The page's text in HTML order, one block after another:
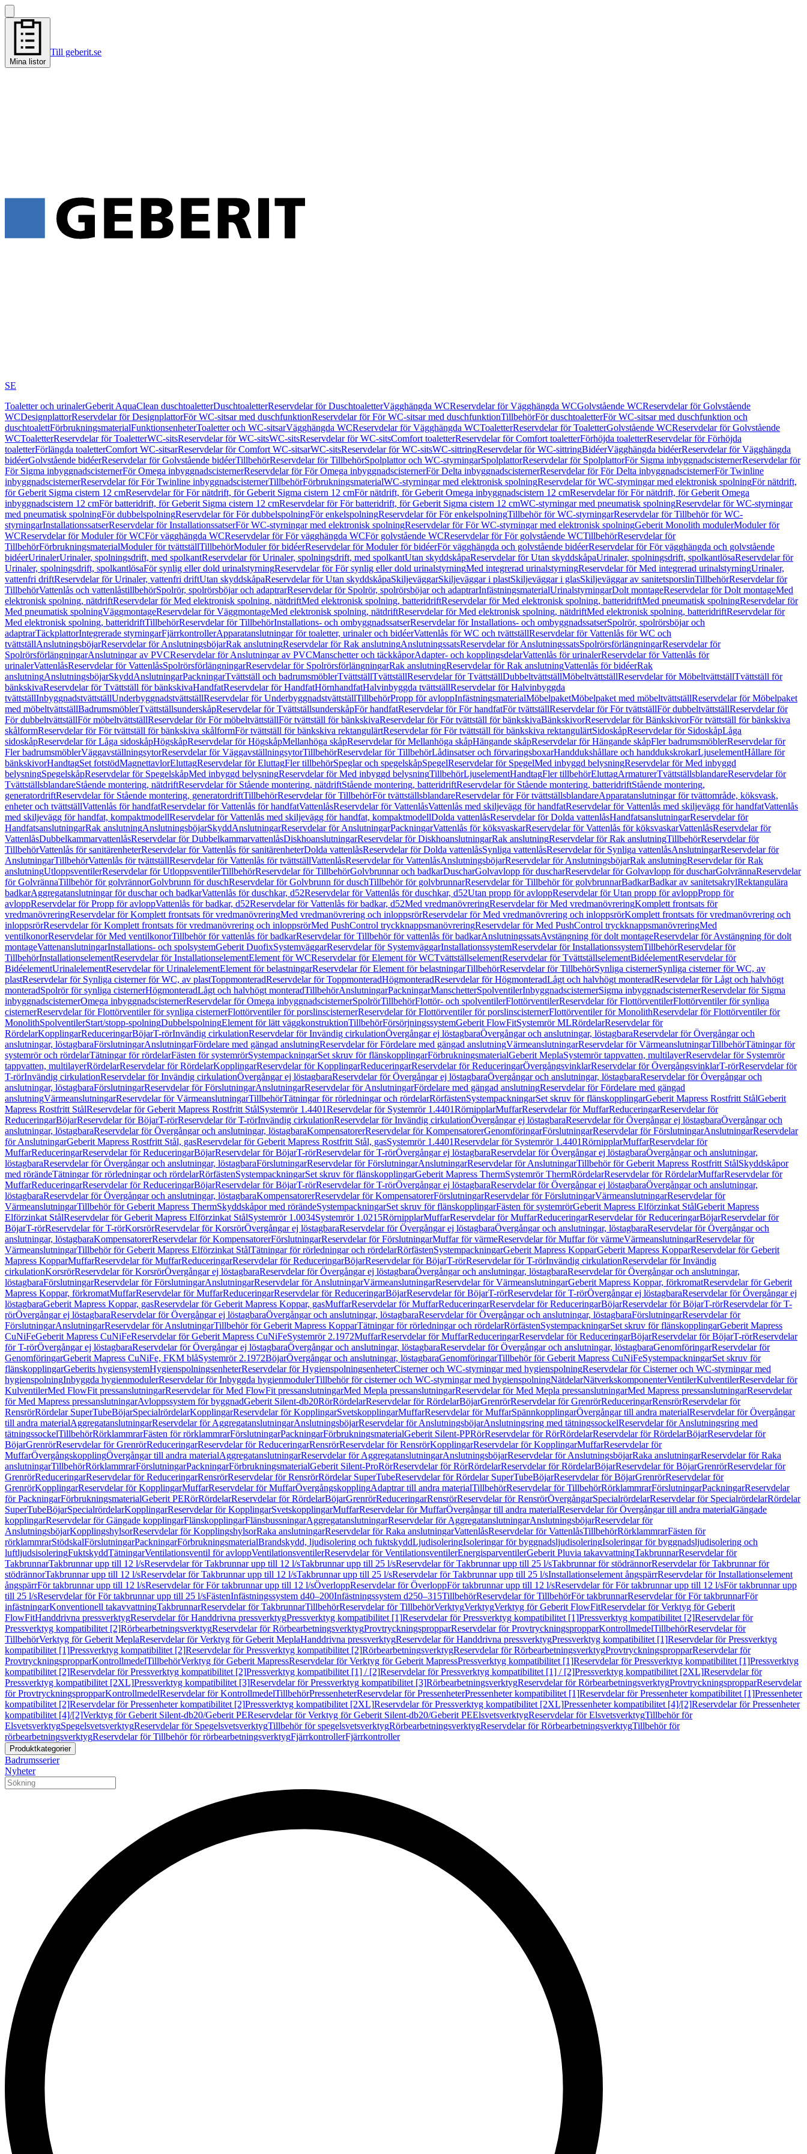
Mina listor
Till geberit.se
SE
Toaletter och urinalerGeberit AquaClean duschtoaletterDuschtoaletterReservdelar för DuschtoaletterVägghängda WCReservdelar för Vägghängda WCGolvstående WCReservdelar för Golvstående
WCDesignplattorReservdelar för DesignplattorFör WC-sitsar med duschfunktionReservdelar för För WC-sitsar med duschfunktionTillbehörFör duschtoaletterFör WC-sitsar med duschfunktion och
duschtoalettFörbrukningsmaterialFunktionsenheterToaletter och WC-sitsarVägghängda WCReservdelar för Vägghängda WCToaletterReservdelar för ToaletterGolvstående WCReservdelar för Golvstående
WCToaletterReservdelar för ToaletterWC-sitsReservdelar för WC-sitsWC-sitsReservdelar för WC-sitsComfort toaletterReservdelar för Comfort toaletterFörhöjda toaletterReservdelar för Förhöjda
toaletterFörlängda toaletterComfort WC-sitsarReservdelar för Comfort WC-sitsarWC-sitsReservdelar för WC-sitsWC-sittringReservdelar för WC-sittringBidéerVägghängda bidéerReservdelar för Vägghängda
bidéerGolvstående bidéerReservdelar för Golvstående bidéerTillbehörReservdelar för TillbehörSpolplattor och WC-styrningarSpolplattorReservdelar för SpolplattorFör Sigma inbyggnadscisternerReservdelar för
För Sigma inbyggnadscisternerFör Omega inbyggnadscisternerReservdelar för För Omega inbyggnadscisternerFör Delta inbyggnadscisternerReservdelar för För Delta inbyggnadscisternerFör Twinline
inbyggnadscisternerReservdelar för För Twinline inbyggnadscisternerTillbehörFörbrukningsmaterialWC-styrningar med elektronisk spolningReservdelar för WC-styrningar med elektronisk spolningFör nätdrift,
för Geberit Sigma cistern 12 cmReservdelar för För nätdrift, för Geberit Sigma cistern 12 cmFör nätdrift, för Geberit Omega inbyggnadscistern 12 cmReservdelar för För nätdrift, för Geberit Omega
inbyggnadscistern 12 cmFör batteridrift, för Geberit Sigma cistern 12 cmReservdelar för För batteridrift, för Geberit Sigma cistern 12 cmWC-styrningar med pneumatisk spolningReservdelar för WC-styrningar
med pneumatisk spolningFör dubbelspolningReservdelar för För dubbelspolningFör enkelspolningReservdelar för För enkelspolningTillbehör för WC-styrningarReservdelar för Tillbehör för WC-
styrningarInstallationssatserReservdelar för InstallationssatserFör WC-styrningar med elektronisk spolningReservdelar för För WC-styrningar med elektronisk spolningGeberit Monolith modulerModuler för
WCReservdelar för Moduler för WCFör vägghängda WCReservdelar för För vägghängda WCFör golvstående WCReservdelar för För golvstående WCTillbehörReservdelar för
TillbehörFörbrukningsmaterialModuler för tvättställTillbehörModuler för bidéerReservdelar för Moduler för bidéerFör vägghängda och golvstående bidéerReservdelar för För vägghängda och golvstående
bidéerUrinalerUrinaler, spolningsdrift, med spolkantReservdelar för Urinaler, spolningsdrift, med spolkantUtan skyddskåpaReservdelar för Utan skyddskåpaUrinaler, spolningsdrift, spolkantlösaReservdelar för
Urinaler, spolningsdrift, spolkantlösaFör synlig eller dold urinalstyrningReservdelar för För synlig eller dold urinalstyrningMed integrerad urinalstyrningReservdelar för Med integrerad urinalstyrningUrinaler,
vattenfri driftReservdelar för Urinaler, vattenfri driftUtan skyddskåpaReservdelar för Utan skyddskåpaSkiljeväggarSkiljeväggar i plastSkiljeväggar i glasSkiljeväggar av sanitetsporslinTillbehörReservdelar för
TillbehörVattenlås och vattenlåstillbehörSpolrör, spolrörsböjar och adaptrarReservdelar för Spolrör, spolrörsböjar och adaptrarInfästningsmaterialUrinalstyrningarDolt montageReservdelar för Dolt montageMed
elektronisk spolning, nätdriftReservdelar för Med elektronisk spolning, nätdriftMed elektronisk spolning, batteridriftReservdelar för Med elektronisk spolning, batteridriftMed pneumatisk spolningReservdelar för
Med pneumatisk spolningVäggmontageReservdelar för VäggmontageMed elektronisk spolning, nätdriftReservdelar för Med elektronisk spolning, nätdriftMed elektronisk spolning, batteridriftReservdelar för
Med elektronisk spolning, batteridriftTillbehörReservdelar för TillbehörInstallations- och ombyggnadssatserReservdelar för Installations- och ombyggnadssatserSpolrör, spolrörsböjar och
adaptrarTäckplattorIntegrerade styrningarFjärrkontrollerApparatanslutningar för toaletter, urinaler och bidéerVattenlås för WC och tvättställReservdelar för Vattenlås för WC och
tvättställAnslutningsböjarReservdelar för AnslutningsböjarRak anslutningReservdelar för Rak anslutningAnslutningssatsReservdelar för AnslutningssatsSpolrörsförlängningarReservdelar för
SpolrörsförlängningarAnslutningar av PVCReservdelar för Anslutningar av PVCManschetter och täckkåporAdapter- och kopplingsdelarVattenlås för urinalerReservdelar för Vattenlås för
urinalerVattenlåsReservdelar för VattenlåsSpolrörsförlängningarReservdelar för SpolrörsförlängningarRak anslutningReservdelar för Rak anslutningVattenlås för bidéerRak
anslutningAnslutningsböjarSkyddAnslutningarPackningarTvättställ och badrumsmöblerTvättställTvättställReservdelar för TvättställDubbeltvättställMöbeltvättställReservdelar för MöbeltvättställTvättställ för
bänkskivaReservdelar för Tvättställ för bänkskivaHandfatReservdelar för HandfatHörnhandfatHalvinbyggda tvättställReservdelar för Halvinbyggda
tvättställInbyggnadstvättställUnderbyggnadstvättställReservdelar för UnderbyggnadstvättställTillbehörPropp för avloppInfästningsmaterialMöbelpaketMöbelpaket med möbeltvättställReservdelar för Möbelpaket
med möbeltvättställBadrumsmöblerTvättställsunderskåpReservdelar för TvättställsunderskåpFör handfatReservdelar för För handfatFör tvättställReservdelar för För tvättställFör dubbeltvättställReservdelar för
För dubbeltvättställFör möbeltvättställReservdelar för För möbeltvättställFör tvättställ för bänkskivaReservdelar för För tvättställ för bänkskivaBänkskivorReservdelar för BänkskivorFör tvättställ för bänkskiva
skålformReservdelar för För tvättställ för bänkskiva skålformFör tvättställ för bänkskiva rektangulärtReservdelar för För tvättställ för bänkskiva rektangulärtSidoskåpReservdelar för SidoskåpLåga
sidoskåpReservdelar för Låga sidoskåpHögskåpReservdelar för HögskåpMellanhöga skåpReservdelar för Mellanhöga skåpHängande skåpReservdelar för Hängande skåpFler badrumsmöblerReservdelar för
Fler badrumsmöblerVäggavställningsytorReservdelar för VäggavställningsytorTillbehörReservdelar för TillbehörLådinsatser och förvaringsboxarHanddukshållare och handdukskrokarLjuselementHållare för
bänkskivorHandtagSet fotstödMagnettavlorEluttagReservdelar för EluttagFler tillbehörSpeglar och spegelskåpSpegelReservdelar för SpegelMed inbyggd belysningReservdelar för Med inbyggd
belysningSpegelskåpReservdelar för SpegelskåpMed inbyggd belysningReservdelar för Med inbyggd belysningTillbehörLjuselementHandtagFler tillbehörEluttagArmaturerTvättställsblandareReservdelar för
TvättställsblandareStående montering, nätdriftReservdelar för Stående montering, nätdriftStående montering, batteridriftReservdelar för Stående montering, batteridriftStående montering,
generatordriftReservdelar för Stående montering, generatordriftTillbehörReservdelar för TillbehörFör tvättställsblandareReservdelar för För tvättställsblandareApparatanslutningar för tvättområde, köksvask,
enheter och tvättställVattenlås för handfatReservdelar för Vattenlås för handfatVattenlåsReservdelar för VattenlåsVattenlås med skiljevägg för handfatReservdelar för Vattenlås med skiljevägg för handfatVattenlås
med skiljevägg för handfat, kompaktmodellReservdelar för Vattenlås med skiljevägg för handfat, kompaktmodellDolda vattenlåsReservdelar för Dolda vattenlåsHandfatsanslutningarReservdelar för
HandfatsanslutningarRak anslutningAnslutningsböjarSkyddAnslutningarReservdelar för AnslutningarPackningarVattenlås för köksvaskarReservdelar för Vattenlås för köksvaskarVattenlåsReservdelar för
VattenlåsDubbelkammarvattenlåsReservdelar för DubbelkammarvattenlåsDiskhoanslutningarReservdelar för DiskhoanslutningarRak anslutningReservdelar för Rak anslutningTillbehörReservdelar för
TillbehörVattenlås för sanitärenheterReservdelar för Vattenlås för sanitärenheterDolda vattenlåsReservdelar för Dolda vattenlåsSynliga vattenlåsReservdelar för Synliga vattenlåsAnslutningarReservdelar för
AnslutningarTillbehörVattenlås för tvättställReservdelar för Vattenlås för tvättställVattenlåsReservdelar för VattenlåsAnslutningsböjarReservdelar för AnslutningsböjarRak anslutningReservdelar för Rak
anslutningUtloppsventilerReservdelar för UtloppsventilerTillbehörReservdelar för TillbehörGolvbrunnar och badkarDuscharGolvavlopp för duscharReservdelar för Golvavlopp för duscharGolvrännaReservdelar
för GolvrännaTillbehör för golvrännorGolvbrunn för duschReservdelar för Golvbrunn för duschTillbehör för golvbrunnarReservdelar för Tillbehör för golvbrunnarBadkarBadkar av sanitetsakrylRektangulära
badkarAggregatanslutningar för duschar och badkarVattenlås för duschkar, d52Reservdelar för Vattenlås för duschkar, d52Utan propp för avloppReservdelar för Utan propp för avloppPropp för
avloppReservdelar för Propp för avloppVattenlås för badkar, d52Reservdelar för Vattenlås för badkar, d52Med vredmanövreringReservdelar för Med vredmanövreringKomplett frontsats för
vredmanövreringReservdelar för Komplett frontsats för vredmanövreringMed vredmanövrering och inloppsrörReservdelar för Med vredmanövrering och inloppsrörKomplett frontsats för vredmanövrering och
inloppsrörReservdelar för Komplett frontsats för vredmanövrering och inloppsrörMed PushControl tryckknappsmanövreringReservdelar för Med PushControl tryckknappsmanövreringMed
ventilkonorReservdelar för Med ventilkonorTillbehör för vattenlås för badkarReservdelar för Tillbehör för vattenlås för badkarAnslutningssatsAvstängning för dolt montageReservdelar för Avstängning för dolt
montageVattenanslutningarInstallations- och spolsystemGeberit DuofixSystemväggarReservdelar för SystemväggarInstallationssystemReservdelar för InstallationssystemTillbehörReservdelar för
TillbehörInstallationselementReservdelar för InstallationselementElement för WCReservdelar för Element för WCTvättställselementReservdelar för TvättställselementBidéelementReservdelar för
BidéelementUrinalelementReservdelar för UrinalelementElement för belastningarReservdelar för Element för belastningarTillbehörReservdelar för TillbehörSynliga cisternerSynliga cisterner för WC, av
plastReservdelar för Synliga cisterner för WC, av plastToppmonteradReservdelar för ToppmonteradHögmonteradReservdelar för HögmonteradLågt och halvhögt monteradReservdelar för Lågt och halvhögt
monteradSpolrör för synliga cisternerHögmonteradLågt och halvhögt monteradTillbehörAnslutningarPackningarManschetterSpolventilerInbyggnadscisternerSigma inbyggnadscisternerReservdelar för Sigma
inbyggnadscisternerOmega inbyggnadscisternerReservdelar för Omega inbyggnadscisternerSpolrörTillbehörFlottör- och spolventilerFlottörventilerReservdelar för FlottörventilerFlottörventiler för synliga
cisternerReservdelar för Flottörventiler för synliga cisternerFlottörventiler för porslinscisternerReservdelar för Flottörventiler för porslinscisternerFlottörventiler för MonolithReservdelar för Flottörventiler för
MonolithSpolventilerStart/stopp-spolningDubbelspolningElement för lätt väggkonstruktionTillbehörFörsörjningssystemGeberit FlowFitSystemrör MLRördelarReservdelar för
RördelarKopplingarReduceringarBöjarT-rörInvändig cirkulationReservdelar för Invändig cirkulationÖvergångar ej löstagbaraÖvergångar och anslutningar, löstagbaraReservdelar för Övergångar och
anslutningar, löstagbaraFörslutningarAnslutningarFördelare med gängad anslutningReservdelar för Fördelare med gängad anslutningVärmeanslutningarReservdelar för VärmeanslutningarTillbehörTätningar för
systemrör och rördelarTätningar för rördelarFästen för systemrörSystempackningarSet skruv för flänskopplingarFörbrukningsmaterialGeberit MeplaSystemrör tappvatten, multilayerReservdelar för Systemrör
tappvatten, multilayerRördelarReservdelar för RördelarKopplingarReservdelar för KopplingarReduceringarReservdelar för ReduceringarÖvergångsvinklarReservdelar för ÖvergångsvinklarT-rörReservdelar för
T-rörInvändig cirkulationReservdelar för Invändig cirkulationÖvergångar ej löstagbaraReservdelar för Övergångar ej löstagbaraÖvergångar och anslutningar, löstagbaraReservdelar för Övergångar och
anslutningar, löstagbaraFörslutningarReservdelar för FörslutningarAnslutningarReservdelar för AnslutningarFördelare med gängad anslutningReservdelar för Fördelare med gängad
anslutningVärmeanslutningarReservdelar för VärmeanslutningarTillbehörTätningar för rörledningar och rördelarRörfästenSystempackningarSet skruv för flänskopplingarGeberit Mapress Rostfritt StålGeberit
Mapress Rostfritt StålReservdelar för Geberit Mapress Rostfritt StålSystemrör 1.4401Reservdelar för Systemrör 1.4401RörnipplarMuffarReservdelar för MuffarReduceringarReservdelar för
ReduceringarBöjarReservdelar för BöjarT-rörReservdelar för T-rörInvändig cirkulationReservdelar för Invändig cirkulationÖvergångar ej löstagbaraReservdelar för Övergångar ej löstagbaraÖvergångar och
anslutningar, löstagbaraReservdelar för Övergångar och anslutningar, löstagbaraKompensatorerReservdelar för KompensatorerGenomföringarFörslutningarReservdelar för FörslutningarAnslutningarReservdelar
för AnslutningarGeberit Mapress Rostfritt Stål, gasReservdelar för Geberit Mapress Rostfritt Stål, gasSystemrör 1.4401Reservdelar för Systemrör 1.4401RörnipplarMuffarReservdelar för
MuffarReduceringarReservdelar för ReduceringarBöjarReservdelar för BöjarT-rörReservdelar för T-rörÖvergångar ej löstagbaraReservdelar för Övergångar ej löstagbaraÖvergångar och anslutningar,
löstagbaraReservdelar för Övergångar och anslutningar, löstagbaraFörslutningarReservdelar för FörslutningarAnslutningarReservdelar för AnslutningarTillbehör för Geberit Mapress Rostfritt StålSkyddskåpor
med rörändeTätningar för rörledningar och rördelarRörfästenSystempackningarSet skruv för flänskopplingarGeberit Mapress ThermSystemrör ThermRördelarReservdelar för RördelarMuffarReservdelar för
MuffarReduceringarReservdelar för ReduceringarBöjarReservdelar för BöjarT-rörReservdelar för T-rörÖvergångar ej löstagbaraReservdelar för Övergångar ej löstagbaraÖvergångar och anslutningar,
löstagbaraReservdelar för Övergångar och anslutningar, löstagbaraKompensatorerReservdelar för KompensatorerFörslutningarReservdelar för FörslutningarVärmeanslutningarReservdelar för
VärmeanslutningarTillbehör för Geberit Mapress ThermSkyddskåpor med rörändeSystempackningarSet skruv för flänskopplingarFästen för systemrörGeberit Mapress Elförzinkat StålGeberit Mapress
Elförzinkat StålReservdelar för Geberit Mapress Elförzinkat StålSystemrör 1.0034Systemrör 1.0215RörnipplarMuffarReservdelar för MuffarReduceringarReservdelar för ReduceringarBöjarReservdelar för
BöjarT-rörReservdelar för T-rörKorsrörReservdelar för KorsrörÖvergångar ej löstagbaraReservdelar för Övergångar ej löstagbaraÖvergångar och anslutningar, löstagbaraReservdelar för Övergångar och
anslutningar, löstagbaraKompensatorerReservdelar för KompensatorerFörslutningarReservdelar för FörslutningarMuffar för värmeReservdelar för Muffar för värmeVärmeanslutningarReservdelar för
VärmeanslutningarTillbehör för Geberit Mapress Elförzinkat StålTätningar för rörledningar och rördelarRörfästenSystempackningarGeberit Mapress KopparGeberit Mapress KopparReservdelar för Geberit
Mapress KopparMuffarReservdelar för MuffarReduceringarReservdelar för ReduceringarBöjarReservdelar för BöjarT-rörReservdelar för T-rörInvändig cirkulationReservdelar för Invändig
cirkulationKorsrörReservdelar för KorsrörÖvergångar ej löstagbaraReservdelar för Övergångar ej löstagbaraÖvergångar och anslutningar, löstagbaraReservdelar för Övergångar och anslutningar,
löstagbaraFörslutningarReservdelar för FörslutningarAnslutningarReservdelar för AnslutningarVärmeanslutningarReservdelar för VärmeanslutningarGeberit Mapress Koppar, förkromatReservdelar för Geberit
Mapress Koppar, förkromatMuffarReservdelar för MuffarReduceringarReservdelar för ReduceringarBöjarReservdelar för BöjarT-rörReservdelar för T-rörÖvergångar ej löstagbaraReservdelar för Övergångar ej
löstagbaraGeberit Mapress Koppar, gasReservdelar för Geberit Mapress Koppar, gasMuffarReservdelar för MuffarReduceringarReservdelar för ReduceringarBöjarReservdelar för BöjarT-rörReservdelar för T-
rörÖvergångar ej löstagbaraReservdelar för Övergångar ej löstagbaraÖvergångar och anslutningar, löstagbaraReservdelar för Övergångar och anslutningar, löstagbaraFörslutningarReservdelar för
FörslutningarAnslutningarReservdelar för AnslutningarTillbehör för Geberit Mapress KopparTätningar för rörledningar och rördelarRörfästenSystempackningarSet skruv för flänskopplingarGeberit Mapress
CuNiFeGeberit Mapress CuNiFeReservdelar för Geberit Mapress CuNiFeSystemrör 2.1972MuffarReservdelar för MuffarReduceringarReservdelar för ReduceringarBöjarReservdelar för BöjarT-rörReservdelar
för T-rörÖvergångar ej löstagbaraReservdelar för Övergångar ej löstagbaraÖvergångar och anslutningar, löstagbaraReservdelar för Övergångar och anslutningar, löstagbaraGenomföringarReservdelar för
GenomföringarGeberit Mapress CuNiFe, FKM blåSystemrör 2.1972BöjarÖvergångar och anslutningar, löstagbaraGenomföringarTillbehör för Geberit Mapress CuNiFeSystempackningarSet skruv för
flänskopplingarGeberits hygiensystemHygienspolningsenheterReservdelar för HygienspolningsenheterCisterner och WC-styrningar med hygienspolningReservdelar för Cisterner och WC-styrningar med
hygienspolningInbyggda hygienmodulerReservdelar för Inbyggda hygienmodulerTillbehör för cisterner och WC-styrningar med hygienspolningNätdelarNätverkskomponenterVentilerKulventilerReservdelar för
KulventilerMed FlowFit pressanslutningarReservdelar för Med FlowFit pressanslutningarMed Mepla pressanslutningarReservdelar för Med Mepla pressanslutningarMed Mapress pressanslutningarReservdelar
för Med Mapress pressanslutningarAvloppssystem för byggnadGeberit Silent-db20RörRördelarReservdelar för RördelarBöjarGrenrörReservdelar för GrenrörReduceringarRensrörReservdelar för
RensrörRördelar SuperTubeBöjarSpecialrördelarKopplingarReservdelar för KopplingarSvetskopplingarMuffarReservdelar för MuffarSpännkopplingarÖvergångar till andra materialReservdelar för Övergångar
till andra materialAggregatanslutningarReservdelar för AggregatanslutningarAnslutningsböjarReservdelar för AnslutningsböjarAnslutningsring med tätningssockelReservdelar för Anslutningsring med
tätningssockelTillbehörRörklammrarFästen för rörklammrarFörslutningarPackningarFörbrukningsmaterialGeberit Silent-PPRörReservdelar för RörRördelarReservdelar för RördelarBöjarReservdelar för
BöjarGrenrörReservdelar för GrenrörReduceringarReservdelar för ReduceringarRensrörReservdelar för RensrörKopplingarReservdelar för KopplingarMuffarReservdelar för
MuffarÖvergångskopplingÖvergångar till andra materialAggregatanslutningarReservdelar för AggregatanslutningarAnslutningsböjarReservdelar för AnslutningsböjarRaka anslutningarReservdelar för Raka
anslutningarTillbehörRörklammrarFörslutningarPackningarFörbrukningsmaterialGeberit Silent-ProRörReservdelar för RörRördelarReservdelar för RördelarBöjarReservdelar för BöjarGrenrörReservdelar för
GrenrörReduceringarReservdelar för ReduceringarRensrörReservdelar för RensrörRördelar SuperTubeReservdelar för Rördelar SuperTubeBöjarReservdelar för BöjarGrenrörReservdelar för
GrenrörKopplingarReservdelar för KopplingarMuffarReservdelar för MuffarÖvergångskopplingAdaptrar till andra materialTillbehörReservdelar för TillbehörRörklammrarFörslutningarPackningarReservdelar
för PackningarFörbrukningsmaterialGeberit PERörRördelarReservdelar för RördelarBöjarGrenrörReduceringarRensrörReservdelar för RensrörÖvergångarSpecialrördelarReservdelar för SpecialrördelarRördelar
SuperTubeBöjarSpecialrördelarKopplingarReservdelar för KopplingarSvetskopplingarMuffarReservdelar för MuffarÖvergångar till andra materialReservdelar för Övergångar till andra materialGängade
kopplingarReservdelar för Gängade kopplingarFlänskopplingarFlänsbussningarAggregatanslutningarReservdelar för AggregatanslutningarAnslutningsböjarReservdelar för
AnslutningsböjarKopplingshylsorReservdelar för KopplingshylsorRaka anslutningarReservdelar för Raka anslutningarVattenlåsReservdelar för VattenlåsTillbehörRörklammrarFästen för
rörklammrarStödskalFörslutningarPackningarFörbrukningsmaterialBrandskydd, ljudisolering och fuktskyddLjudisoleringIsoleringar för byggnadsljudisoleringIsoleringar för byggnadsljudisolering och
luftljudsisoleringFuktskyddTätningarVentilationsventil för avloppVentilationsventilerReservdelar för VentilationsventilerEnergisparventilerGeberit Pluvia takavvattningTakbrunnarReservdelar för
TakbrunnarTakbrunnar upp till 12 l/sReservdelar för Takbrunnar upp till 12 l/sTakbrunnar upp till 25 l/sReservdelar för Takbrunnar upp till 25 l/sTakbrunnar för stödrännorReservdelar för Takbrunnar för
stödrännorTakbrunnar upp till 12 l/sReservdelar för Takbrunnar upp till 12 l/sTakbrunnar upp till 25 l/sReservdelar för Takbrunnar upp till 25 l/sInstallationselement ångspärrReservdelar för Installationselement
ångspärrFör takbrunnar upp till 12 l/sReservdelar för För takbrunnar upp till 12 l/sÖverloppReservdelar för ÖverloppFör takbrunnar upp till 12 l/sReservdelar för För takbrunnar upp till 12 l/sFör takbrunnar upp
till 25 l/sReservdelar för För takbrunnar upp till 25 l/sFästenInfästningssystem d40–200Infästningssystem d250–315TillbehörReservdelar för TillbehörFör takbrunnarReservdelar för För takbrunnarFör
infästningarKonventionell takavvattningTakbrunnarReservdelar för TakbrunnarTillbehörReservdelar för TillbehörVerktygVerktygVerktyg för Geberit FlowFitReservdelar för Verktyg för Geberit
FlowFitHanddrivna pressverktygReservdelar för Handdrivna pressverktygPressverktyg kompatibilitet [1]Reservdelar för Pressverktyg kompatibilitet [1]Pressverktyg kompatibilitet [2]Reservdelar för
Pressverktyg kompatibilitet [2]RörbearbetningsverktygReservdelar för RörbearbetningsverktygProvtryckningspropparReservdelar för ProvtryckningspropparKontrollmedelTillbehörReservdelar för
TillbehörVerktyg för Geberit MeplaReservdelar för Verktyg för Geberit MeplaHanddrivna pressverktygReservdelar för Handdrivna pressverktygPressverktyg kompatibilitet [1]Reservdelar för Pressverktyg
kompatibilitet [1]Pressverktyg kompatibilitet [2]Reservdelar för Pressverktyg kompatibilitet [2]RörbearbetningsverktygReservdelar för RörbearbetningsverktygProvtryckningspropparReservdelar för
ProvtryckningspropparKontrollmedelTillbehörVerktyg för Geberit MapressReservdelar för Verktyg för Geberit MapressPressverktyg kompatibilitet [1]Reservdelar för Pressverktyg kompatibilitet [1]Pressverktyg
kompatibilitet [2]Reservdelar för Pressverktyg kompatibilitet [2]Pressverktyg kompatibilitet [1] / [2]Reservdelar för Pressverktyg kompatibilitet [1] / [2]Pressverktyg kompatibilitet [2XL]Reservdelar för
Pressverktyg kompatibilitet [2XL]Pressverktyg kompatibilitet [3]Reservdelar för Pressverktyg kompatibilitet [3]RörbearbetningsverktygReservdelar för RörbearbetningsverktygProvtryckningspropparReservdelar
för ProvtryckningspropparKontrollmedelReservdelar för KontrollmedelTillbehörPressenheterReservdelar för PressenheterPressenheter kompatibilitet [1]Reservdelar för Pressenheter kompatibilitet [1]Pressenheter
kompatibilitet [2]Reservdelar för Pressenheter kompatibilitet [2]Pressverktyg kompatibilitet [2XL]Reservdelar för Pressverktyg kompatibilitet [2XL]Pressenheter kompatibilitet [4]/[2]Reservdelar för Pressenheter
kompatibilitet [4]/[2]Verktyg för Geberit Silent-db20/Geberit PEReservdelar för Verktyg för Geberit Silent-db20/Geberit PEElsvetsverktygReservdelar för ElsvetsverktygTillbehör för
ElsvetsverktygSpegelsvetsverktygReservdelar för SpegelsvetsverktygTillbehör för spegelsvetsverktygRörbearbetningsverktygReservdelar för RörbearbetningsverktygTillbehör för
rörbearbetningsverktygReservdelar för Tillbehör för rörbearbetningsverktygFjärrkontrollerFjärrkontroller
Produktkategorier
Badrumsserier
Nyheter